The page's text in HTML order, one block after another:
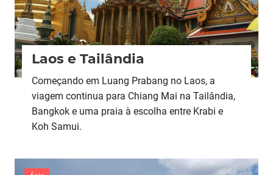
Laos e Tailândia
Começando em Luang Prabang no Laos, a
viagem continua para Chiang Mai na Tailândia,
Bangkok e uma praia à escolha entre Krabi e
Koh Samui.